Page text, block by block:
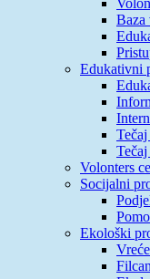
Baza
Edukativni
Volonters
Socijalni
Ekološki